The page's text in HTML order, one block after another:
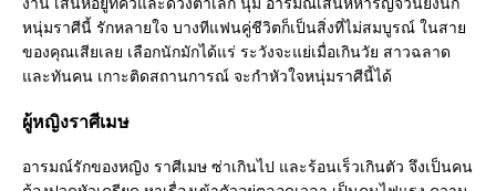
หนุ่มราศีนี้ รักหลายใจ บางทีแฟนคู่ชีวิตก็เป็นสิ่งที่ไม่สมบูรณ์ ในสาย
ของคุณเสียเลย เลือกนักมักได้แร่ ระวังจะแย่เมื่อเกินวัย สาวฉลาด
และทันคน เกาะติดสถานการณ์ จะกำหัวใจหนุ่มราศีนี้ได้
ผู้หญิงราศีเมษ
อารมณ์รักของหญิง ราศีเมษ ซ่าเกินไป และร้อนเร็วเกินตัว จึงเป็นคน